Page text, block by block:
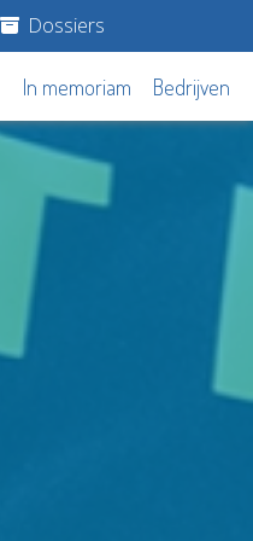
Dossiers
In memoriam Bedrijven